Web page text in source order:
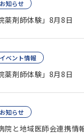
お知らせ
薬剤師体験」8月8日
イベント情報
薬剤師体験」8月8日
お知らせ